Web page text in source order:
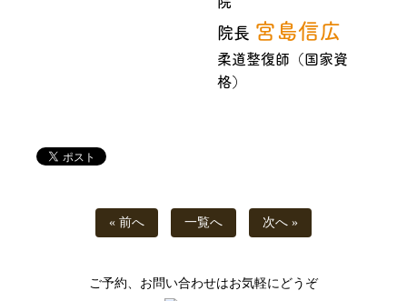
院長 宮島信広
柔道整復師（国家資
格）
« 前へ 一覧へ 次へ »
ご予約、お問い合わせはお気軽にどうぞ